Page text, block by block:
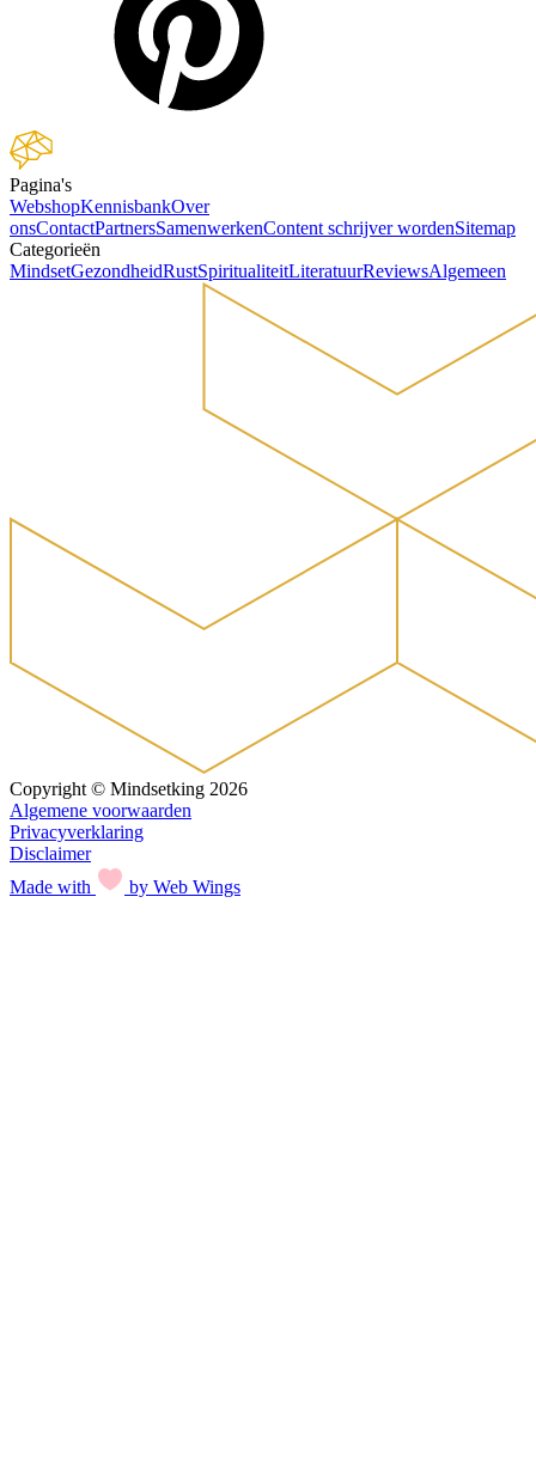
Pagina's
WebshopKennisbankOver
onsContactPartnersSamenwerkenContent schrijver wordenSitemap
Categorieën
MindsetGezondheidRustSpiritualiteitLiteratuurReviewsAlgemeen
Copyright © Mindsetking 2026
Algemene voorwaarden
Privacyverklaring
Disclaimer
Made with
by Web Wings